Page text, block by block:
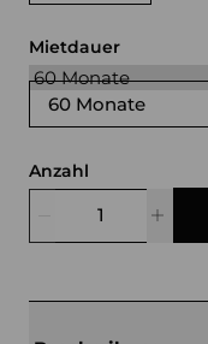
60 Monate
Mietdauer
Anzahl